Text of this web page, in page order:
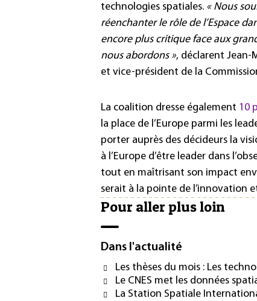
technologies spatiales. « Nous
réenchanter le rôle de l’Espace
encore plus critique face aux
nous abordons », déclarent Jean-
et vice-président de la
La coalition dresse également 10
la place de l’Europe parmi les
porter auprès des décideurs la
à l’Europe d’être leader dans
tout en maîtrisant son impact
serait à la pointe de l’innovation
Pour aller plus loin
Dans l'actualité
Les thèses du mois : Les
Le CNES met les données
La Station Spatiale